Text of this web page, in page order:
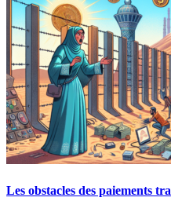
Les obstacles des paiements